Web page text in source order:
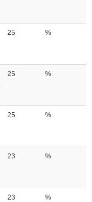
25 %
25 %
25 %
23 %
23 %